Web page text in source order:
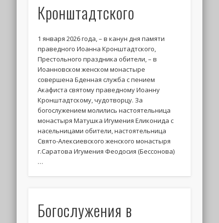
Кронштадтского
1 января 2026 года, – в канун дня памяти
праведного Иоанна Кронштадтского,
Престольного праздника обители, – в
Иоанновском женском монастыре
совершена Бденная служба с пением
Акафиста святому праведному Иоанну
Кронштадтскому, чудотворцу. За
богослужением молились настоятельница
монастыря Матушка Игумения Еликонида с
насельницами обители, настоятельница
Свято-Алексиевского женского монастыря
г.Саратова Игумения Феодосия (Бессонова)
…
Богослужения в